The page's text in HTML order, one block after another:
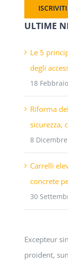
ULTIME
Le 5
degli
18
Riforma
sicurezza,
8
Carrelli
concrete
30
Excepteur
proident,